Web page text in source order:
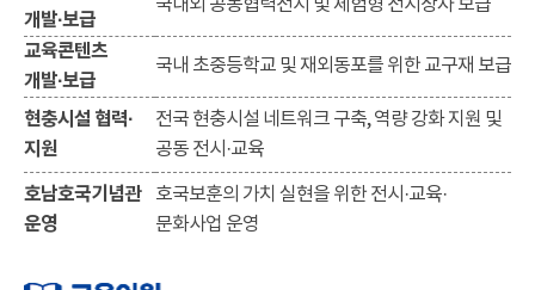
개발·보급
국내외 공동협력전시 및 체험형 전시상자 보급
교육콘텐츠
개발·보급
국내 초중등학교 및 재외동포를 위한 교구재 보급
현충시설 협력·
지원
전국 현충시설 네트워크 구축, 역량 강화 지원 및
공동 전시·교육
호남호국기념관
운영
호국보훈의 가치 실현을 위한 전시·교육·
문화사업 운영